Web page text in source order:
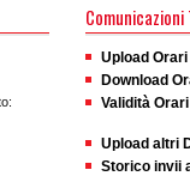
Comunicazioni
Upload Orari
Download
Validità
Upload altri
Storico invii